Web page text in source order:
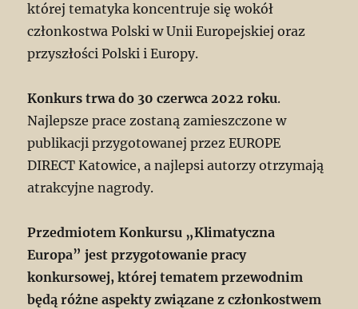
której tematyka koncentruje się wokół
członkostwa Polski w Unii Europejskiej oraz
przyszłości Polski i Europy.
Konkurs trwa do 30 czerwca 2022 roku.
Najlepsze prace zostaną zamieszczone w
publikacji przygotowanej przez EUROPE
DIRECT Katowice, a najlepsi autorzy otrzymają
atrakcyjne nagrody.
Przedmiotem Konkursu „Klimatyczna
Europa” jest przygotowanie pracy
konkursowej, której tematem przewodnim
będą różne aspekty związane z członkostwem